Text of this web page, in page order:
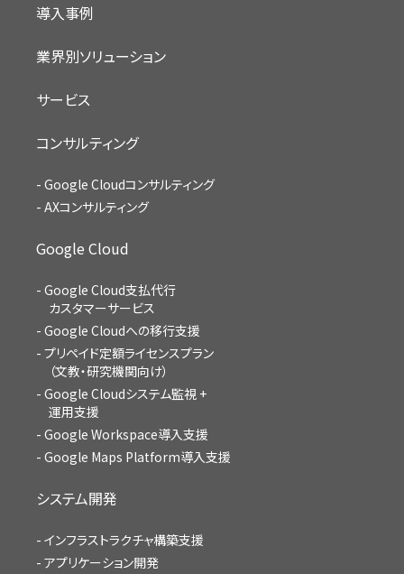
導入事例
業界別ソリューション
サービス
コンサルティング
Google Cloudコンサルティング
AXコンサルティング
Google Cloud
Google Cloud支払代行
カスタマーサービス
Google Cloudへの移行支援
プリペイド定額ライセンスプラン
（文教・研究機関向け）
Google Cloudシステム監視 +
運用支援
Google Workspace導入支援
Google Maps Platform導入支援
システム開発
インフラストラクチャ構築支援
アプリケーション開発